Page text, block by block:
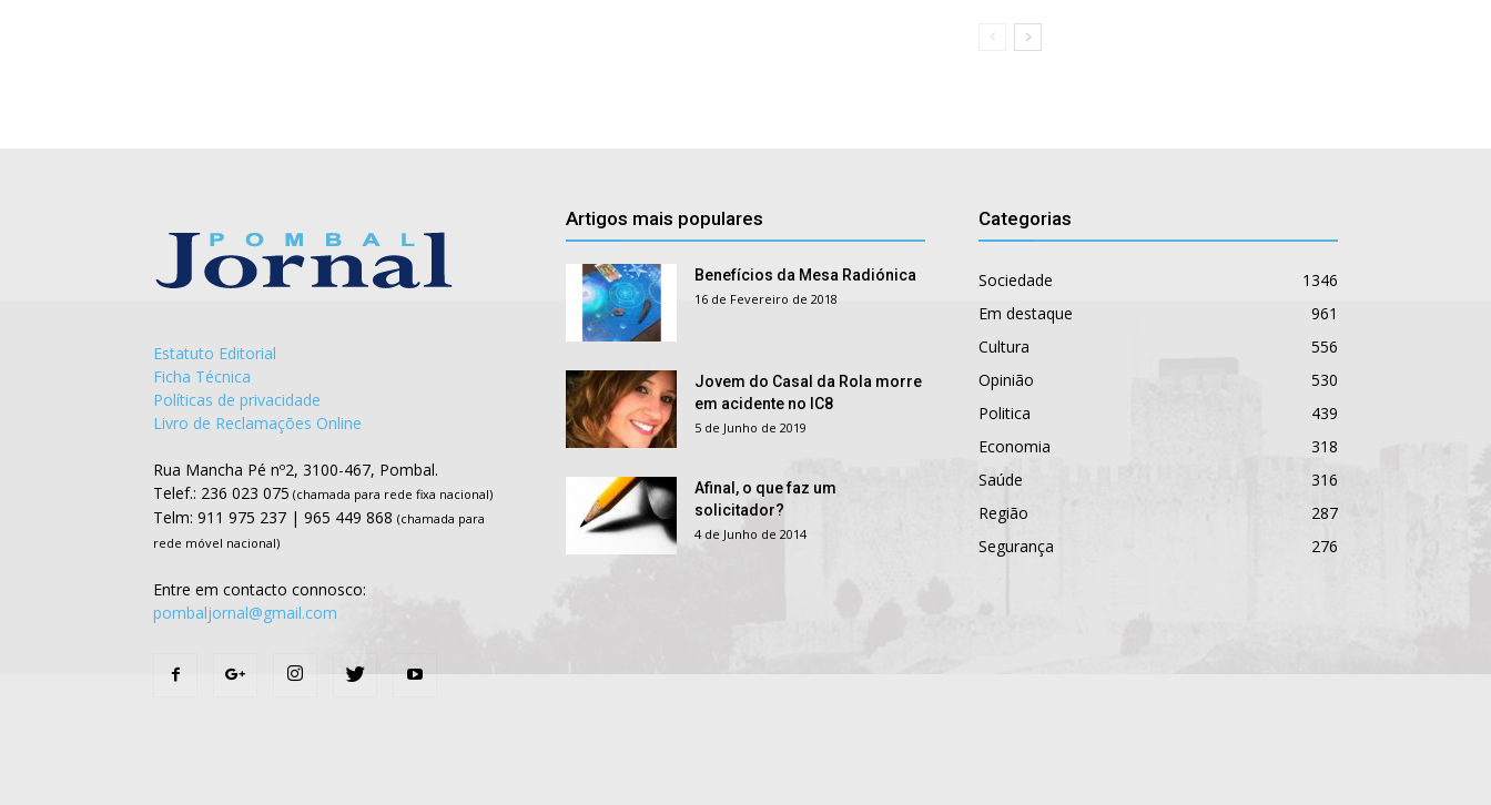
Estatuto Editorial
Ficha Técnica
Políticas de privacidade
Livro de Reclamações Online
Rua Mancha Pé nº2, 3100-467, Pombal.
Telef.: 236 023 075 (chamada para rede fixa nacional)
Telm: 911 975 237 | 965 449 868 (chamada para
rede móvel nacional)
Entre em contacto connosco:
pombaljornal@gmail.com
Artigos mais populares
Benefícios da Mesa Radiónica
16 de Fevereiro de 2018
Jovem do Casal da Rola morre
em acidente no IC8
5 de Junho de 2019
Afinal, o que faz um
solicitador?
4 de Junho de 2014
Categorias
Sociedade
1346
Em destaque
961
Cultura
556
Opinião
530
Politica
439
Economia
318
Saúde
316
Região
287
Segurança
276